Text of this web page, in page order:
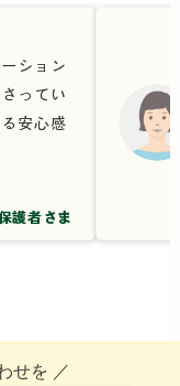
ション
ってい
安心感
護者さま
せを ／